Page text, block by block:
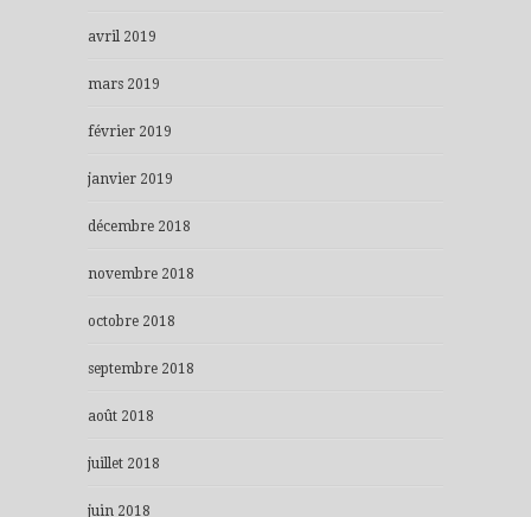
avril 2019
mars 2019
février 2019
janvier 2019
décembre 2018
novembre 2018
octobre 2018
septembre 2018
août 2018
juillet 2018
juin 2018